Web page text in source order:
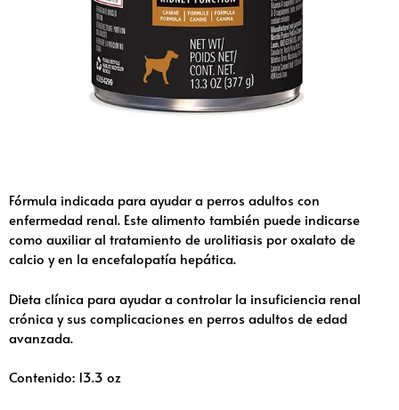
Fórmula indicada para ayudar a perros adultos con
enfermedad renal. Este alimento también puede indicarse
como auxiliar al tratamiento de urolitiasis por oxalato de
calcio y en la encefalopatía hepática.
Dieta clínica para ayudar a controlar la insuficiencia renal
crónica y sus complicaciones en perros adultos de edad
avanzada.
Contenido: 13.3 oz